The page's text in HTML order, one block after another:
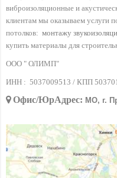
виброизоляционные и
клиентам мы оказываем услуги
потолков: монтажу
купить материалы для
ООО " ОЛИМП"
ИНН : 5037009513 / КПП
Офис/ЮрАдрес: МО, г.